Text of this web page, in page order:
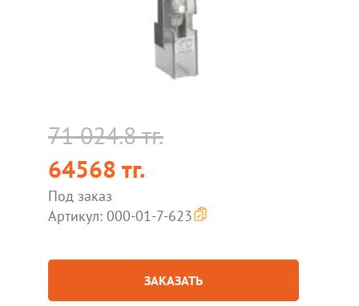
71 024.8 тг.
64568 тг.
Под заказ
Артикул: 000-01-7-623
ЗАКАЗАТЬ